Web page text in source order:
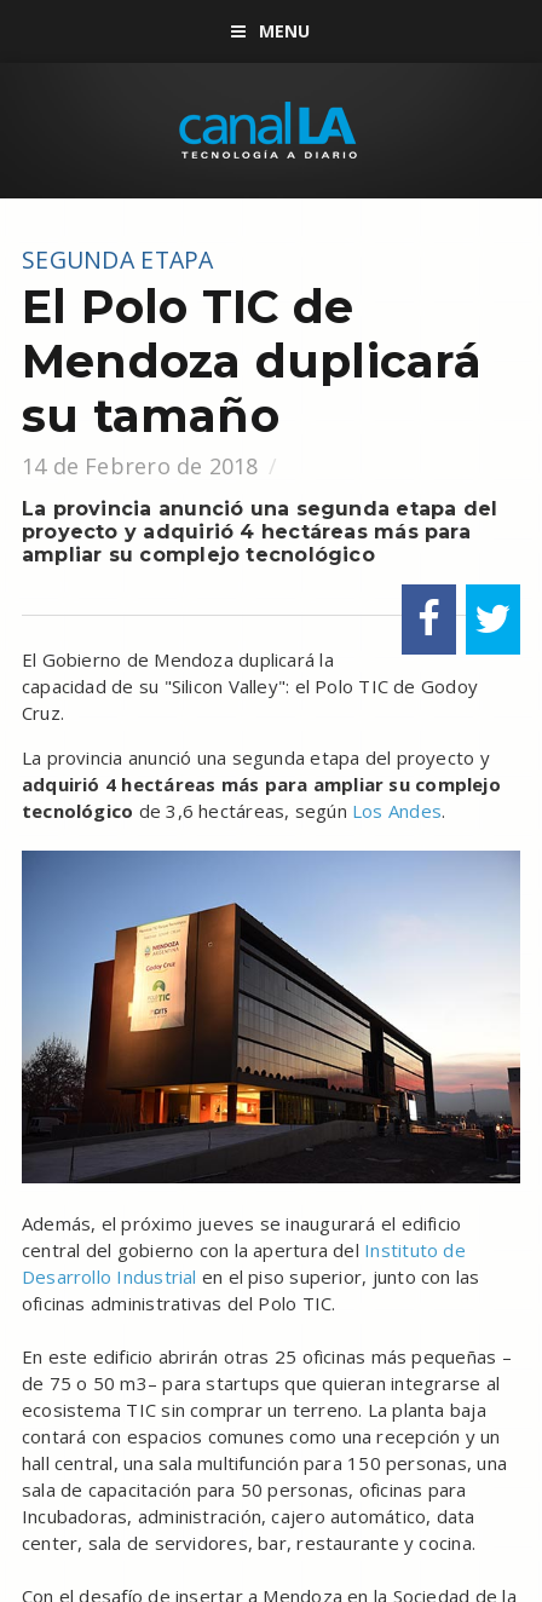
MENU
SEGUNDA ETAPA
El Polo TIC de
Mendoza duplicará
su tamaño
14 de Febrero de 2018
La provincia anunció una segunda etapa del
proyecto y adquirió 4 hectáreas más para
ampliar su complejo tecnológico
El Gobierno de Mendoza duplicará la
capacidad de su "Silicon Valley": el Polo TIC de Godoy
Cruz.
La provincia anunció una segunda etapa del proyecto y
adquirió 4 hectáreas más para ampliar su complejo
tecnológico de 3,6 hectáreas, según Los Andes.
Además, el próximo jueves se inaugurará el edificio
central del gobierno con la apertura del Instituto de
Desarrollo Industrial en el piso superior, junto con las
oficinas administrativas del Polo TIC.
En este edificio abrirán otras 25 oficinas más pequeñas –
de 75 o 50 m3– para startups que quieran integrarse al
ecosistema TIC sin comprar un terreno. La planta baja
contará con espacios comunes como una recepción y un
hall central, una sala multifunción para 150 personas, una
sala de capacitación para 50 personas, oficinas para
Incubadoras, administración, cajero automático, data
center, sala de servidores, bar, restaurante y cocina.
Con el desafío de insertar a Mendoza en la Sociedad de la